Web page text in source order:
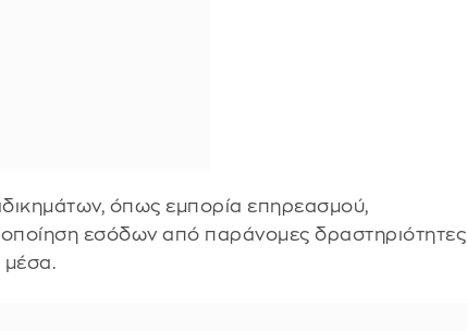
όπως εμπορία επηρεασμού,
εσόδων από παράνομες δραστηριότητες